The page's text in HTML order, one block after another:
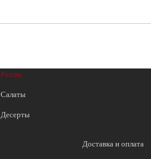
Роллы
Салаты
Десерты
Доставка и оплата